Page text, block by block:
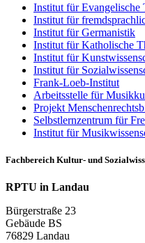
Institut für Evangelische
Institut für
Institut für Germanistik
Institut für Katholische
Institut für
Institut für
Frank-Loeb-Institut
Arbeitsstelle für
Projekt
Selbstlernzentrum für
Institut für
Fachbereich Kultur- und
RPTU in Landau
Bürgerstraße 23
Gebäude BS
76829 Landau